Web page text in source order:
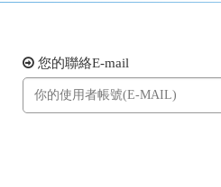
您的聯絡E-mail